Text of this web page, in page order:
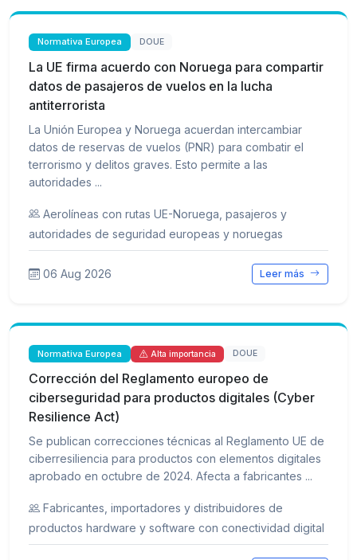
Normativa Europea DOUE
La UE firma acuerdo con Noruega para compartir
datos de pasajeros de vuelos en la lucha
antiterrorista
La Unión Europea y Noruega acuerdan intercambiar
datos de reservas de vuelos (PNR) para combatir el
terrorismo y delitos graves. Esto permite a las
autoridades ...
Aerolíneas con rutas UE-Noruega, pasajeros y
autoridades de seguridad europeas y noruegas
06 Aug 2026 Leer más
Normativa Europea Alta importancia DOUE
Corrección del Reglamento europeo de
ciberseguridad para productos digitales (Cyber
Resilience Act)
Se publican correcciones técnicas al Reglamento UE de
ciberresiliencia para productos con elementos digitales
aprobado en octubre de 2024. Afecta a fabricantes ...
Fabricantes, importadores y distribuidores de
productos hardware y software con conectividad digital